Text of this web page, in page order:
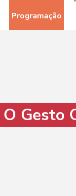
Programação
Gesto